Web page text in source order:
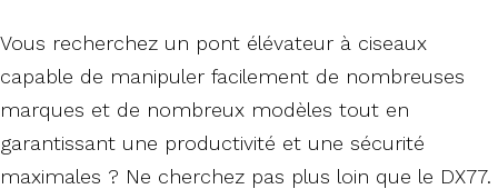
Vous recherchez un pont élévateur à ciseaux
capable de manipuler facilement de nombreuses
marques et de nombreux modèles tout en
garantissant une productivité et une sécurité
maximales ? Ne cherchez pas plus loin que le DX77.